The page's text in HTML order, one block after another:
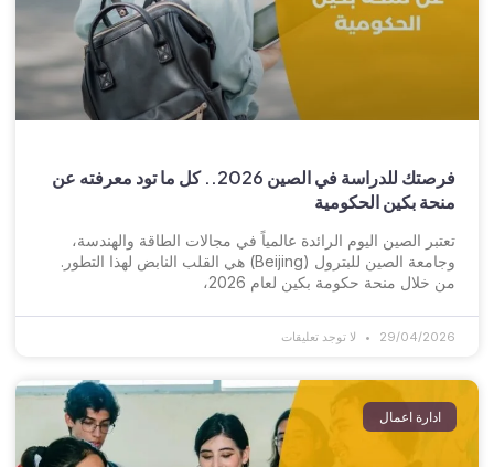
فرصتك للدراسة في الصين 2026.. كل ما تود معرفته عن
منحة بكين الحكومية
تعتبر الصين اليوم الرائدة عالمياً في مجالات الطاقة والهندسة،
وجامعة الصين للبترول (Beijing) هي القلب النابض لهذا التطور.
من خلال منحة حكومة بكين لعام 2026،
29/04/2026 لا توجد تعليقات
ادارة اعمال